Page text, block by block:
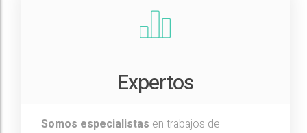
Expertos
Somos especialistas en trabajos de